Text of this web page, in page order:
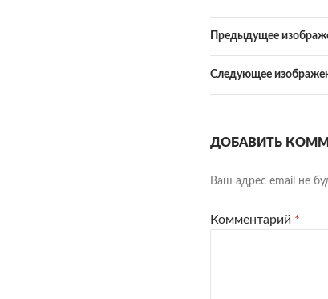
Предыдущее
Следующее
ДОБАВИТЬ
Ваш адрес email не
Комментарий *